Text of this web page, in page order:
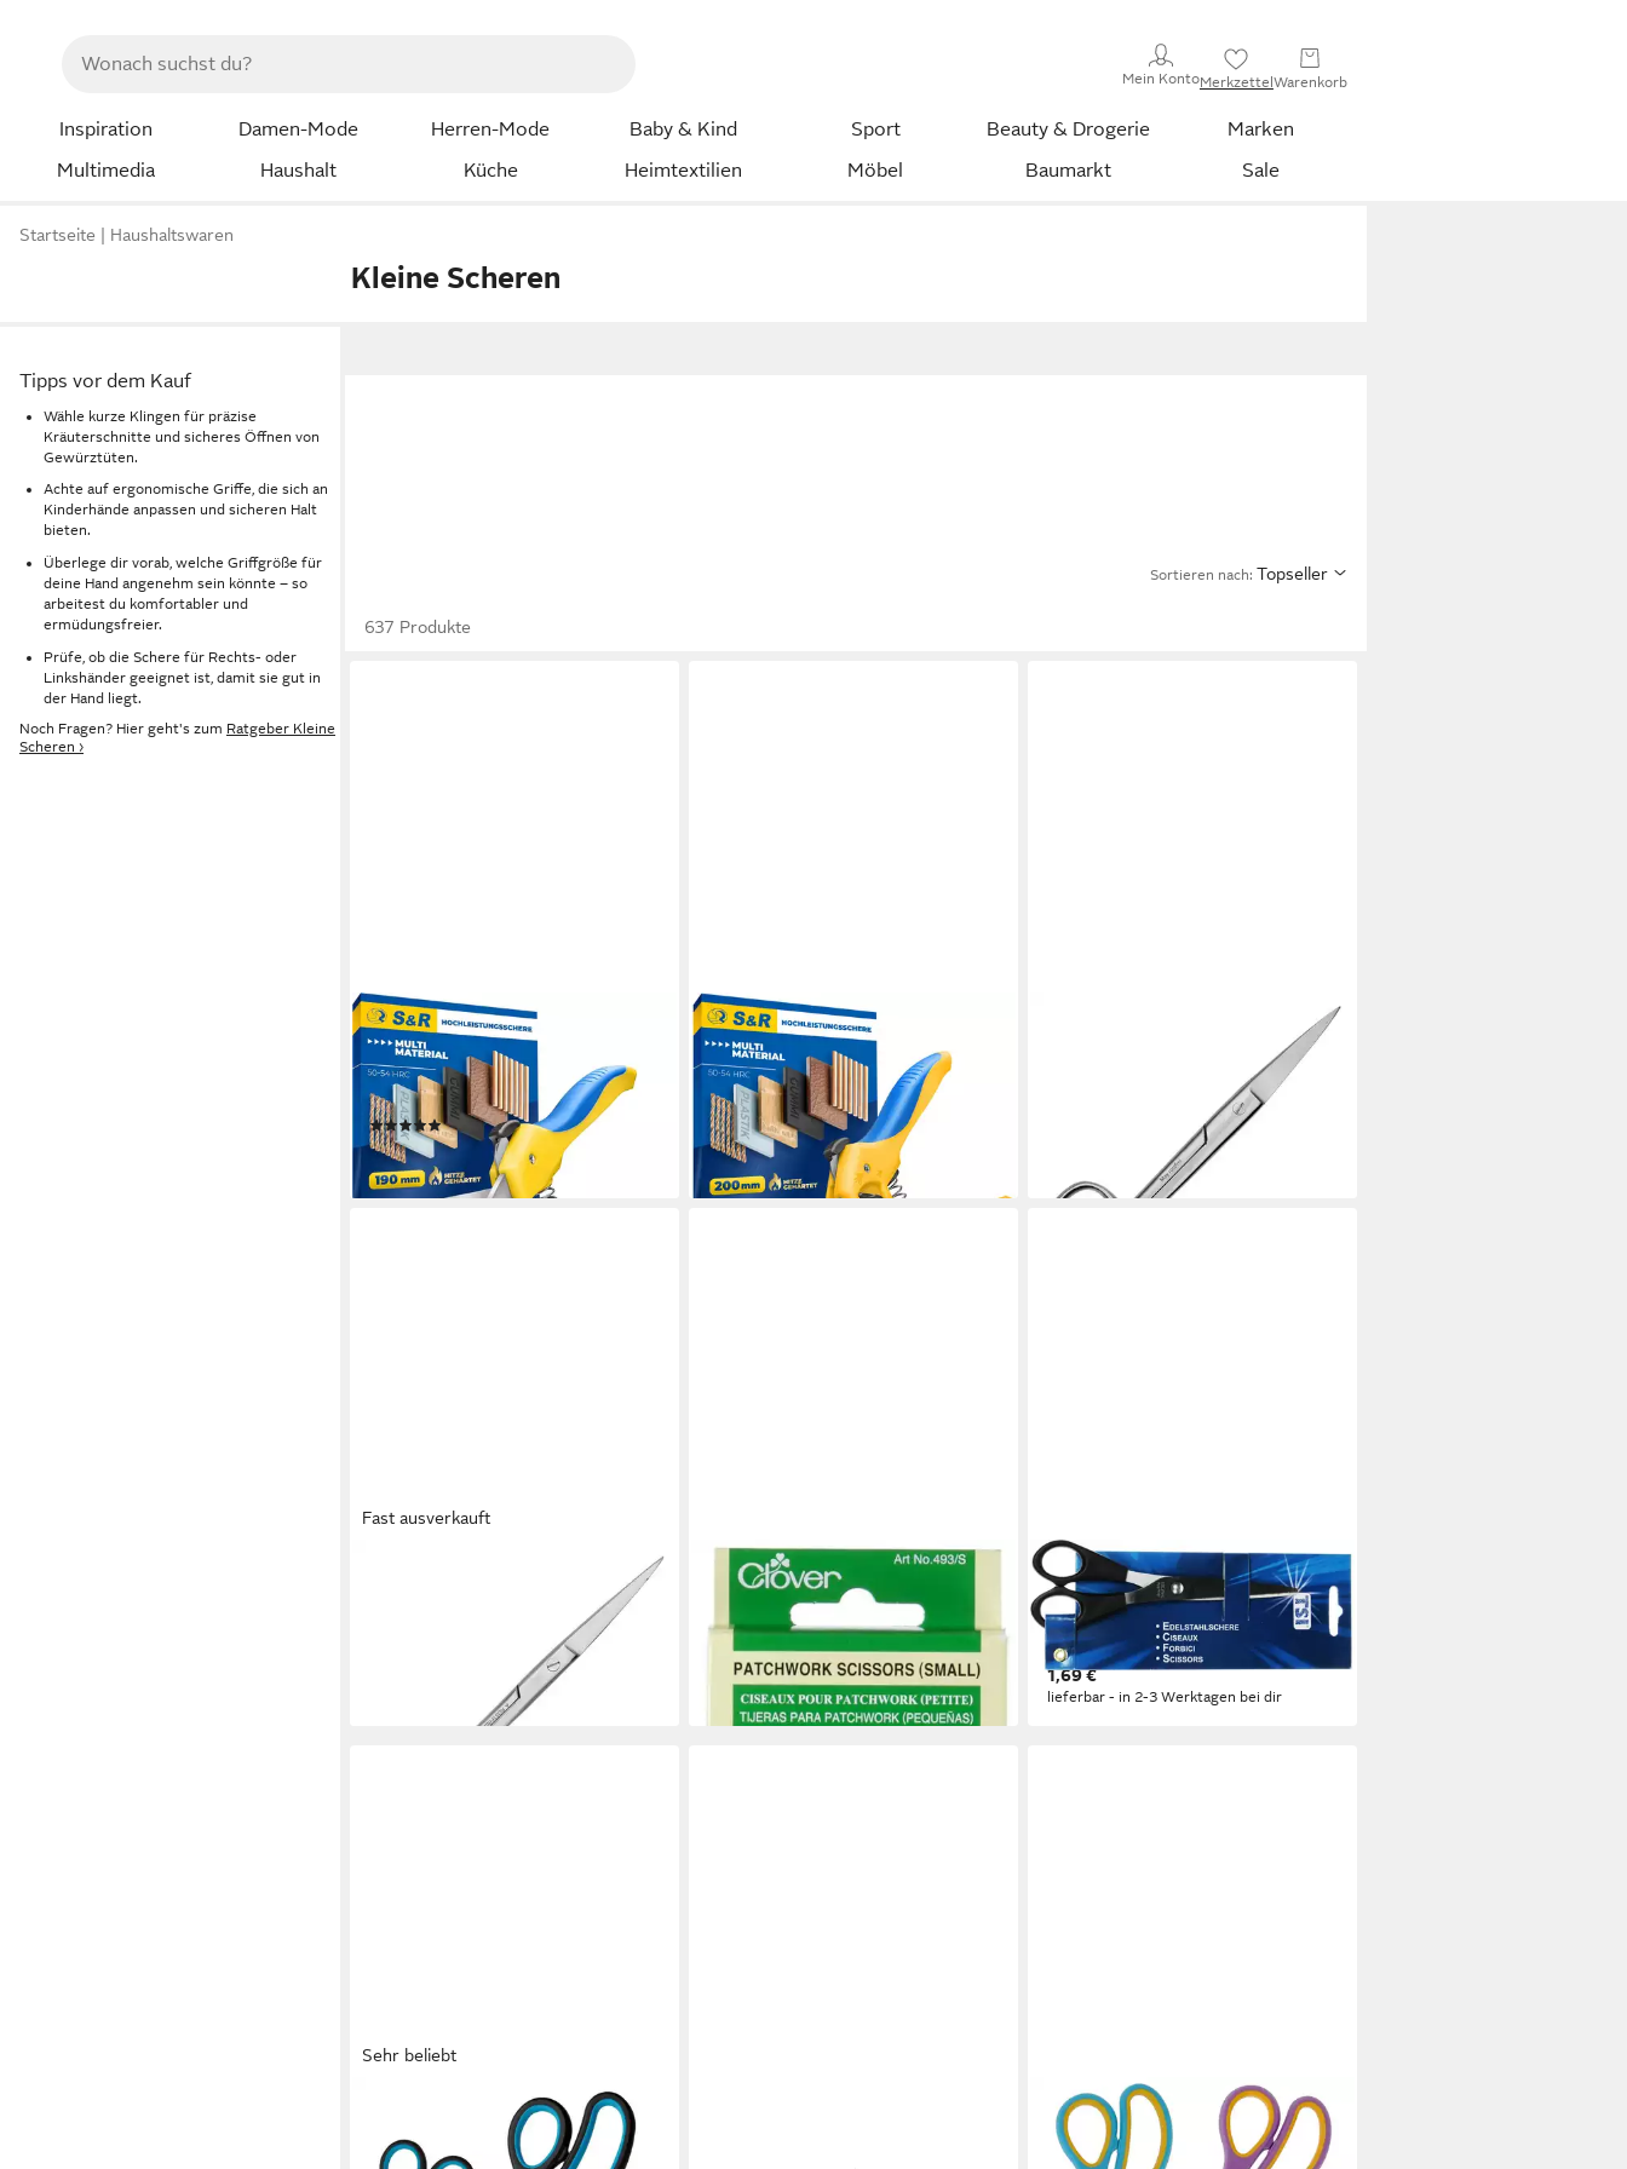
Mein KontoMerkzettelWarenkorb
Inspiration Damen-Mode Herren-Mode Baby & Kind Sport Beauty & Drogerie
Marken
Multimedia
Haushalt Küche Heimtextilien Möbel Baumarkt Sale
Startseite Haushaltswaren
Kleine Scheren
Tipps vor dem Kauf
Wähle kurze Klingen für präzise
Kräuterschnitte und sicheres Öffnen von
Gewürztüten.
Achte auf ergonomische Griffe, die sich an
Kinderhände anpassen und sicheren Halt
bieten.
Überlege dir vorab, welche Griffgröße für
deine Hand angenehm sein könnte – so
arbeitest du komfortabler und
ermüdungsfreier.
Prüfe, ob die Schere für Rechts- oder
Linkshänder geeignet ist, damit sie gut in
der Hand liegt.
Noch Fragen? Hier geht's zum Ratgeber Kleine
Scheren ›
Sortieren nach: Topseller
637 Produkte
S&R
Universalschere Mehrzweckschere
190 mm, 42 mm Edelstahl Klinge,
Schere HRC 50-54
(2)
15,98 €
lieferbar - in 2-3 Werktagen bei dir
S&R
Universalschere Mehrzweck-
Kombischere 200 mm, 50 mm
Edelstahl Klinge, Schere HRC 50-54
19,98 €
lieferbar - in 2-3 Werktagen bei dir
Allzweckschere Kleine Schere mit
lieferbar - in 2-3 Werktagen bei dir
Fast ausverkauft
Allzweckschere feine Ausführung
lieferbar - in 2-3 Werktagen bei dir
CLOVER
Haushaltsschere Patchworkschere
klein 13,5 cm
27,27 €
lieferbar - in 2-3 Werktagen bei dir
TSI SCHREIBWAREN
Haushaltsschere Edelstahl-
Allzweckschere mit schwarzen ABS-
Kunststoffgriff / Länge: 16
1,69 €
lieferbar - in 2-3 Werktagen bei dir
Sehr beliebt
Scheren-Set Easy Grip, (3-tlg), 14/
20/ 24,5 cm, für Rechtshänder
WESTCOTT
Scheren-Set Easy Grip Scheren 3
Stück, Universalscheren 20,1cm mit